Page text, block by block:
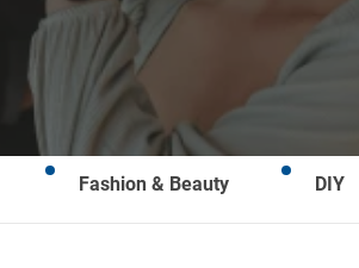
Wegbeschreibung
Fashion & Beauty DIY